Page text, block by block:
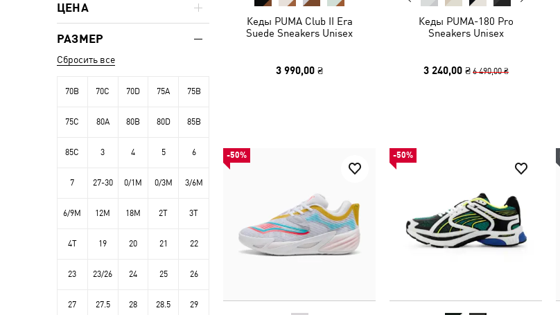
Кеды PUMA Club II Era
Suede Sneakers Unisex
3 990,00 ₴
Кеды PUMA-180 Pro
Sneakers Unisex
3 240,00 ₴ 6 490,00 ₴
-50% -50%
ЦЕНА
РАЗМЕР
Сбросить все
70B 70C 70D 75A 75B
75C 80A 80B 80D 85B
85C 3 4 5 6
7 27-30 0/1M 0/3M 3/6M
6/9M 12M 18M 2T 3T
4T 19 20 21 22
23 23/26 24 25 26
27 27.5 28 28.5 29